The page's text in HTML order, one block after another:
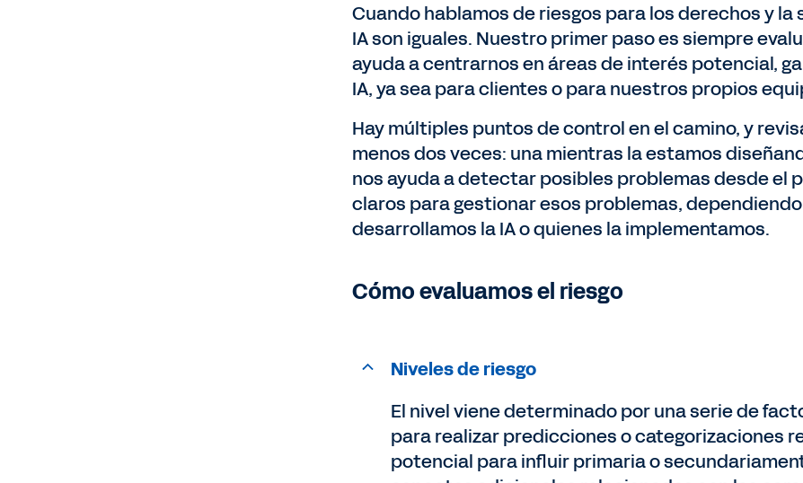
Cuando hablamos de riesgos para los derechos y
IA son iguales. Nuestro primer paso es siempre
ayuda a centrarnos en áreas de interés potencial,
IA, ya sea para clientes o para nuestros propios
Hay múltiples puntos de control en el camino, y
menos dos veces: una mientras la estamos
nos ayuda a detectar posibles problemas desde el
claros para gestionar esos problemas,
desarrollamos la IA o quienes la implementamos.
Cómo evaluamos el riesgo
Niveles de riesgo
El nivel viene determinado por una serie de
para realizar predicciones o categorizaciones
potencial para influir primaria o